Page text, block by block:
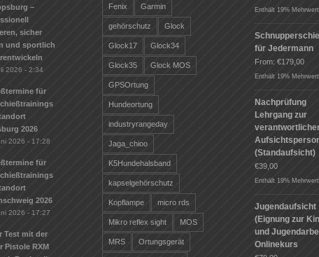
–
sicher
und sportlich
2026 - 2:34
für
2026
2026 - 17:28
für
2026
2026 - 17:27
Test mit der
Pistole RXM
Fenix Garmin
gehörschutz Glock
Glock17 Glock34
Glock35 Glock MOS
GPSOrtung
Hundeortung
industryrangeday
Jaga_chioo
K5Hundehalsband
kapselgehörschutz
Kopflampe micro rds
Mikro reflex sight MOS
MRS Ortungsgerät
Enthält 19%
für Jedermann
From:€179,00
Enthält 19%
Nachprüfung
Lehrgang zur
(Standaufsicht)
€39,00
Enthält 19%
Jugendaufsicht
(Eignung zur
und
Onlinekurs